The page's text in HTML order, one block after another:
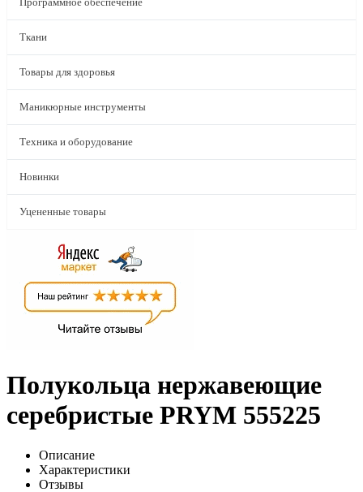
Ткани
Товары для здоровья
Маникюрные инструменты
Техника и оборудование
Новинки
Уцененные товары
Полукольца нержавеющие
серебристые PRYM 555225
Описание
Характеристики
Отзывы